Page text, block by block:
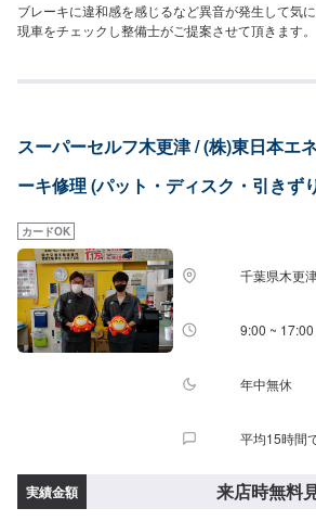
ブレーキに違和感を感じるなど異音が発生して気
現車をチェックし整備士がご提案させて頂きます。
スーパーセルフ木更津 / (株)東日本エ
ーキ修理 (パット・ディスク・引きず
カードOK
千葉県木更
9:00 ~ 17:00
年中無休
平均15時間
実績金額 来店時無料